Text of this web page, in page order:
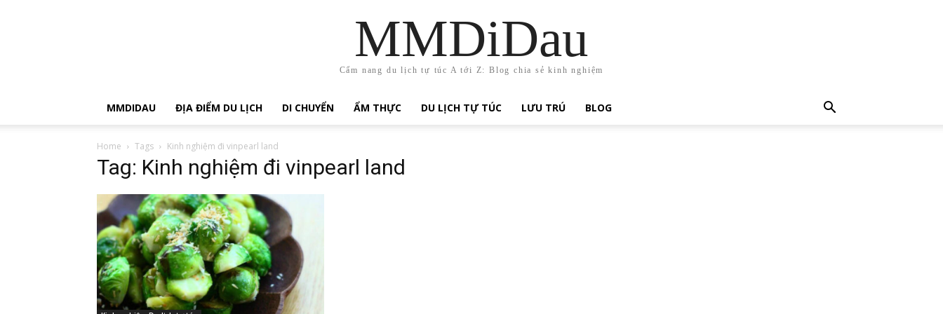
MMDiDau
Cẩm nang du lịch tự túc A tới Z: Blog chia sẻ kinh nghiệm
MMDIDAU ĐỊA ĐIỂM DU LỊCH DI CHUYỂN ẨM THỰC DU LỊCH TỰ TÚC LƯU TRÚ BLOG
Home Tags Kinh nghiệm đi vinpearl land
Tag: Kinh nghiệm đi vinpearl land